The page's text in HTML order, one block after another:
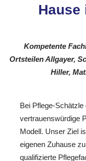
Hause
Kompetente
Ortsteilen Allgayer,
Hiller,
Bei Pflege-
vertrauenswürdige
Modell. Unser Ziel
eigenen Zuhause
qualifizierte